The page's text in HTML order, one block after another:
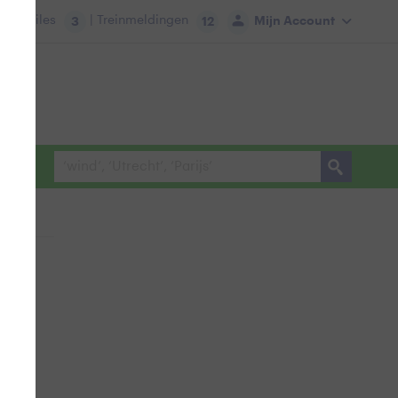
Mijn Account
Files 3 | Treinmeldingen 12